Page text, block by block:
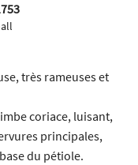
très rameuses et
coriace, luisant,
principales,
du pétiole.